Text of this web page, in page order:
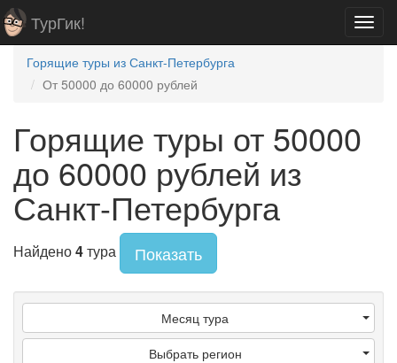
ТурГик!
Горящие туры из Санкт-Петербурга
От 50000 до 60000 рублей
Горящие туры от 50000
до 60000 рублей из
Санкт-Петербурга
Найдено4тура Показать
Месяц тура
Выбрать регион